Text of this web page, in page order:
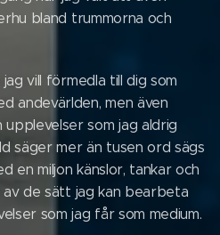
bland trummorna och
vill förmedla till dig som
andevärlden, men även
som jag aldrig
säger mer än tusen ord sägs
en miljon känslor, tankar och
de sätt jag kan bearbeta
som jag får som medium.